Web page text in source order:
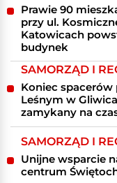
Prawie 90
przy ul.
Katowicach
budynek
SAMORZĄD I
Koniec spacerów
Leśnym w
zamykany na
SAMORZĄD I
Unijne wsparcie
centrum